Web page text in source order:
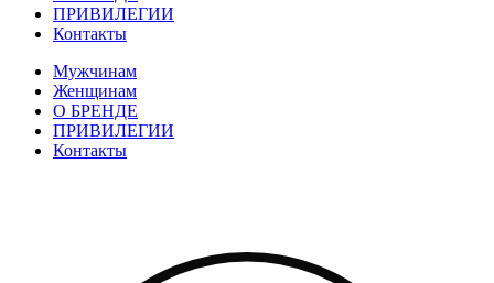
ПРИВИЛЕГИИ
Контакты
Мужчинам
Женщинам
О БРЕНДЕ
ПРИВИЛЕГИИ
Контакты